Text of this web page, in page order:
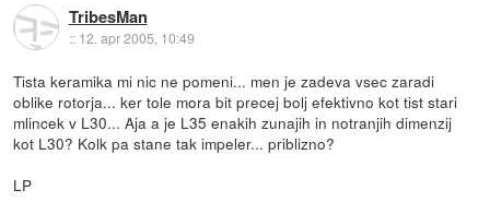
TribesMan
:: 12. apr 2005, 10:49
Tista keramika mi nic ne pomeni... men je zadeva vsec zaradi
oblike rotorja... ker tole mora bit precej bolj efektivno kot tist stari
mlincek v L30... Aja a je L35 enakih zunajih in notranjih dimenzij
kot L30? Kolk pa stane tak impeler... priblizno?
LP